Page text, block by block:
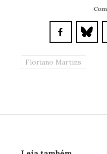
Floriano Martins